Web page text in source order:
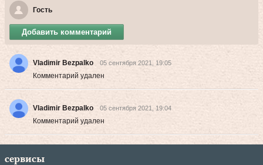
Гость
Добавить комментарий
Vladimir Bezpalko 05 сентября 2021, 19:05
Комментарий удален
Vladimir Bezpalko 05 сентября 2021, 19:04
Комментарий удален
сервисы